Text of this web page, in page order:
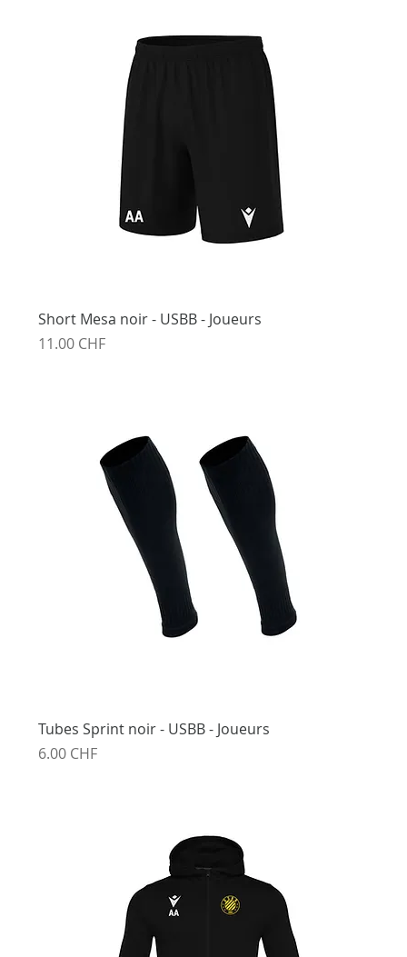
Short Mesa noir - USBB - Joueurs
Prix
11.00 CHF
Tubes Sprint noir - USBB - Joueurs
Prix
6.00 CHF